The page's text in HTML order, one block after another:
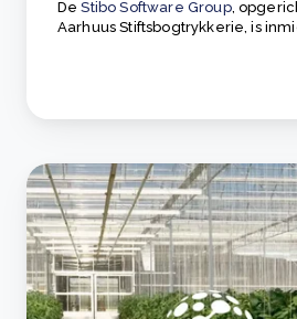
DeStibo Software Group,
Aarhuus Stiftsbogtrykkerie, is